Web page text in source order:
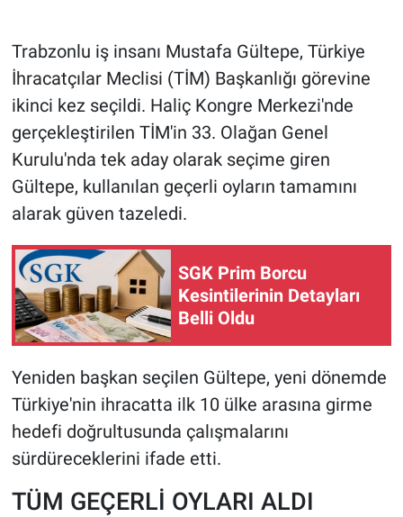
Trabzonlu iş insanı Mustafa Gültepe, Türkiye
İhracatçılar Meclisi (TİM) Başkanlığı görevine
ikinci kez seçildi. Haliç Kongre Merkezi'nde
gerçekleştirilen TİM'in 33. Olağan Genel
Kurulu'nda tek aday olarak seçime giren
Gültepe, kullanılan geçerli oyların tamamını
alarak güven tazeledi.
SGK Prim Borcu
Kesintilerinin Detayları
Belli Oldu
Yeniden başkan seçilen Gültepe, yeni dönemde
Türkiye'nin ihracatta ilk 10 ülke arasına girme
hedefi doğrultusunda çalışmalarını
sürdüreceklerini ifade etti.
TÜM GEÇERLİ OYLARI ALDI
ÇEVRE
HABERDE İNSAN
POLİTİKA
SPOR
MAGAZİN
Bilim, Teknoloji